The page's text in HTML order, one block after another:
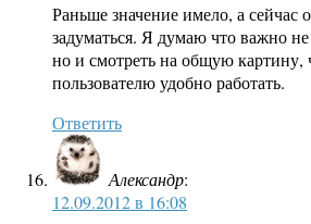
Раньше значение имело, а сейчас
задуматься. Я думаю что важно
но и смотреть на общую
пользователю удобно работать.
Ответить
Александр:
12.09.2012 в 16:08